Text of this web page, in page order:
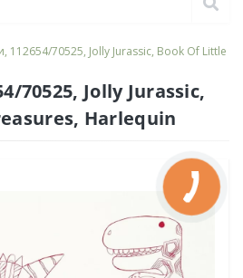
112654/70525, Jolly Jurassic, Book Of Little
70525, Jolly Jurassic,
Harlequin